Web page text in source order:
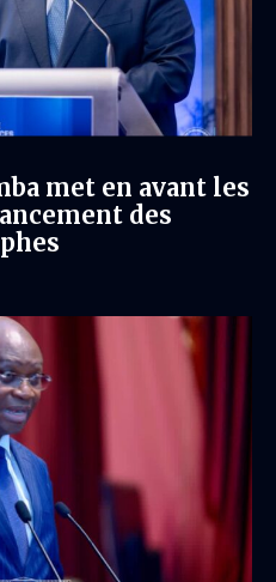
met en avant les
des